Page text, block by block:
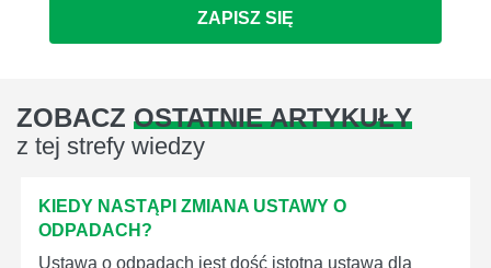
ZAPISZ SIĘ
ZOBACZ OSTATNIE ARTYKUŁY
z tej strefy wiedzy
KIEDY NASTĄPI ZMIANA USTAWY O
ODPADACH?
Ustawa o odpadach jest dość istotną ustawą dla